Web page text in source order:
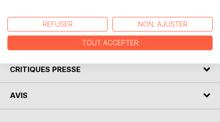
d'hygiène déplorables.
CRITIQUES PRESSE
AVIS
REFUSER NON, AJUSTER
TOUT ACCEPTER